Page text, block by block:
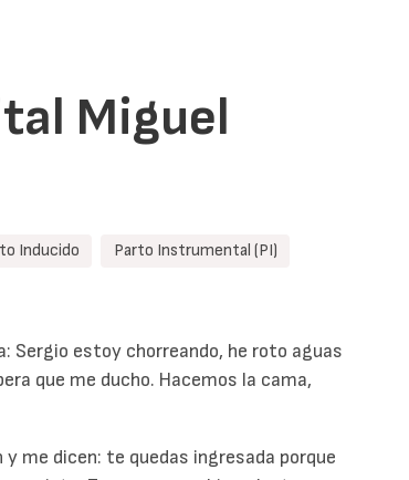
Miguel
Inducido Parto Instrumental (PI)
Sergio estoy chorreando, he roto aguas
que me ducho. Hacemos la cama,
me dicen: te quedas ingresada porque